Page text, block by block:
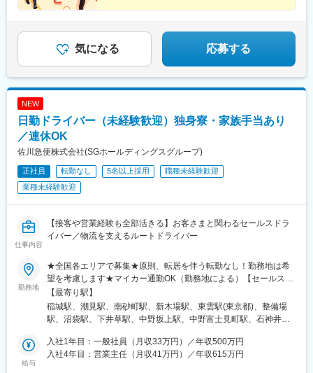
沼ノ端駅、八雲駅、鵡川駅、七重浜駅、磯分内駅、富良野駅、西
駅、荒井駅(宮城県)、福田町駅、泉中央駅、古川駅、東白石駅、泉
駅(常磐線)、藤田駅、七日町駅、泉崎駅、中荒井駅、日立木駅、安
達駅、五百川駅、東酒田駅、高擶駅、置賜駅、山ノ目駅、花巻空
港駅(東北本線)、岩手飯岡駅、地ノ森駅、村崎野駅、横手駅、上飯
島駅、扇田駅、羽後四ツ屋駅、大曲駅(秋田県)、能代駅、西目駅、
駅、東陽町駅、八幡山駅、立会川駅、神戸駅(愛知県)、江端駅、箕
面船場阪大前駅、大間駅、大井競馬場前駅
古木駅、三河安城駅、萩原駅(愛知県)、北岡崎駅、石仏駅、田県神
向ケ丘駅、三河一宮駅、竹村駅、港区役所駅、新守山駅、尾張星
の宮駅、本郷駅(愛知県)、佐那具駅、朝熊駅、亀山駅(三重県)、霞
ケ浦駅、六軒駅(三重県)、尾鷲駅、加佐登駅、江吉良駅、新加納
駅、中条駅、宮内駅(新潟県)、魚沼丘陵駅、茨目駅、伊那北駅、広
丘駅、岩村田駅、村山駅(長野県)、信濃常盤駅、田中駅、切石駅、
常永駅、春日居町駅、東桂駅、動橋駅、三ツ屋駅、笠師保駅、松
任駅、丸岡駅、敦賀駅、清明駅、黒部駅、小杉駅、越中舟橋駅、
朝潮橋駅、門真南駅、深江橋駅、河内花園駅、鴻池新田駅、西明
石駅、中埠頭駅、苅藻駅、加太駅(和歌山県)、武庫川団地前駅、紀
伊山田駅、新宮駅、芳養駅、船戸駅、西田原本駅、吉野口駅、郡
市民病院口駅、篠原駅(滋賀県)、多賀大社前駅、三雲駅、栗東駅、
おごと温泉駅、長浜駅、箕浦駅、讃岐塩屋駅、片原町駅(香川県)、
郷駅、布師田駅、撫養駅、川原石駅、伴中央駅、広島港・宇品
駅、本郷駅(広島県)、八本松駅、東福山駅、木次駅、遙堪駅、乃木
駅、下府駅、八浜駅、金光駅、木見駅、高野駅、厚東駅、長府
駅、米川駅、山口駅(山口県)、新南陽駅、萩駅、鳥取駅、三本松口
駅、南瀬高駅、五郎丸駅、苅田駅、赤間駅、巻向駅、甘木駅(西鉄
線)、新飯塚駅、橋本駅(福岡県)、貝塚駅(福岡県)、雑餉隈駅、吉塚
駅、西小倉駅、大塔駅、佐伯駅、豊後豊岡駅、鶴崎駅、東中津
駅、北友田駅、朝地駅、バルーンさが駅、田代駅、相知駅、肥後
大津駅、光の森駅、平成駅、人吉駅、三角駅、草道駅、志布志
◎男性も育休実績あり・退職金や家族手当あり
気になる 応募する
NEW
日勤ドライバー（未経験歓迎）独身寮・家族手当あり
／連休OK
佐川急便株式会社(SGホールディングスグループ)
正社員 転勤なし 5名以上採用
職種未経験歓迎
業種未経験歓迎
仕事内容
【接客や営業経験も全部活きる】お客さまと関わるセールスドラ
イバー／物流を支えるルートドライバー
勤務地
★全国各エリアで募集★原則、転居を伴う転勤なし！勤務地は希
望を考慮します★マイカー通勤OK（勤務地による）【セールスド
ライバー】【ルート（輸送）ドライバー】■関東エリア東京、埼
玉、神奈川、千葉、栃木、群馬、茨城■東海エリア愛知、三重、岐
阜、静岡■甲信越エリア新潟、長野、山梨■北陸エリア石川、福
国・四国エリア香川、愛媛、高知、徳島、広島、島根、岡山、山
口、鳥取■九州エリア福岡、長崎、大分、佐賀、熊本、鹿児島、沖
【最寄り駅】
稲城駅、潮見駅、南砂町駅、新木場駅、東雲駅(東京都)、整備場
駅、沼袋駅、下井草駅、中野坂上駅、中野富士見町駅、石神井公
本庄早稲田駅、和光市駅、番田駅(神奈川県)、久里浜駅、港南台
駅、栢山駅、読売ランド前駅、武蔵新城駅、昭和駅、片岡駅、南
給与
入社1年目：一般社員（月収33万円）／年収500万円
入社4年目：営業主任（月収41万円）／年収615万円